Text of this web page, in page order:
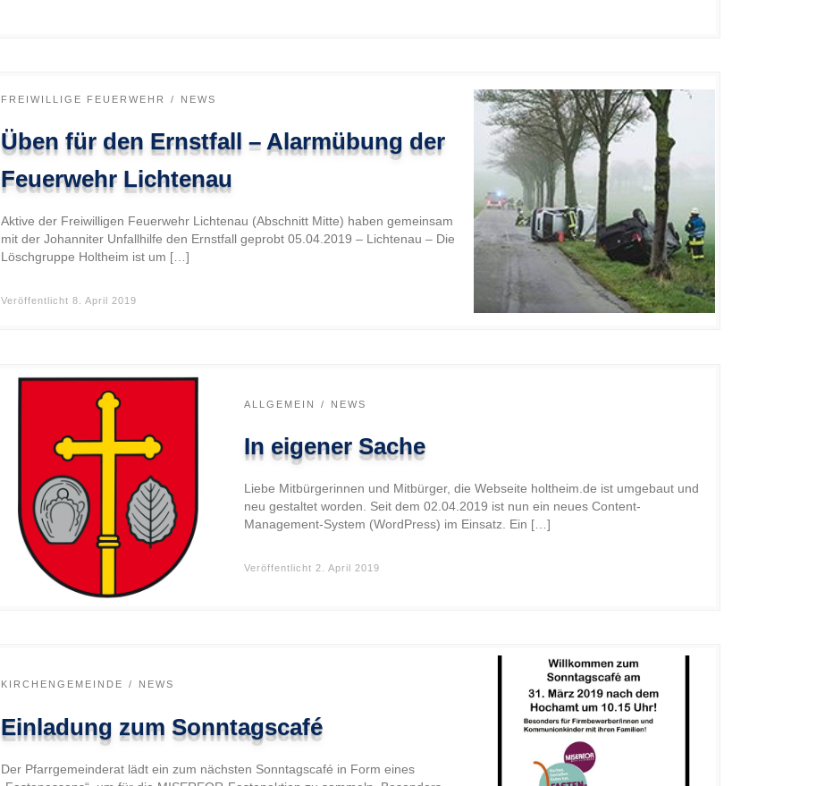
FREIWILLIGE FEUERWEHR NEWS
Üben für den Ernstfall – Alarmübung der
Feuerwehr Lichtenau
Aktive der Freiwilligen Feuerwehr Lichtenau (Abschnitt Mitte) haben gemeinsam
mit der Johanniter Unfallhilfe den Ernstfall geprobt 05.04.2019 – Lichtenau – Die
Löschgruppe Holtheim ist um […]
Veröffentlicht 8. April 2019
ALLGEMEIN NEWS
In eigener Sache
Liebe Mitbürgerinnen und Mitbürger, die Webseite holtheim.de ist umgebaut und
neu gestaltet worden. Seit dem 02.04.2019 ist nun ein neues Content-
Management-System (WordPress) im Einsatz. Ein […]
Veröffentlicht 2. April 2019
KIRCHENGEMEINDE NEWS
Einladung zum Sonntagscafé
Der Pfarrgemeinderat lädt ein zum nächsten Sonntagscafé in Form eines